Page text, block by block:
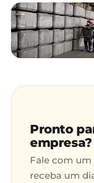
Pronto
empresa?
Fale com um
receba um